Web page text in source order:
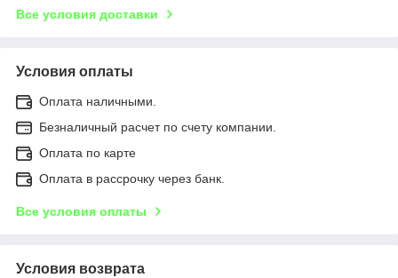
Все условия доставки
Условия оплаты
Оплата наличными.
Безналичный расчет по счету компании.
Оплата по карте
Оплата в рассрочку через банк.
Все условия оплаты
Условия возврата